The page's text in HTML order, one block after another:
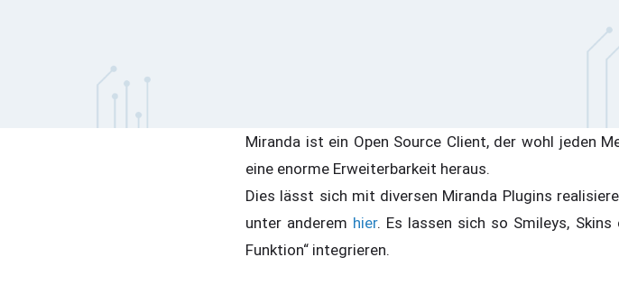
Miranda ist ein Open Source Client, der wohl jeden
eine enorme Erweiterbarkeit heraus.
Dies lässt sich mit diversen Miranda Plugins
unter anderem hier. Es lassen sich so Smileys,
Funktion“ integrieren.